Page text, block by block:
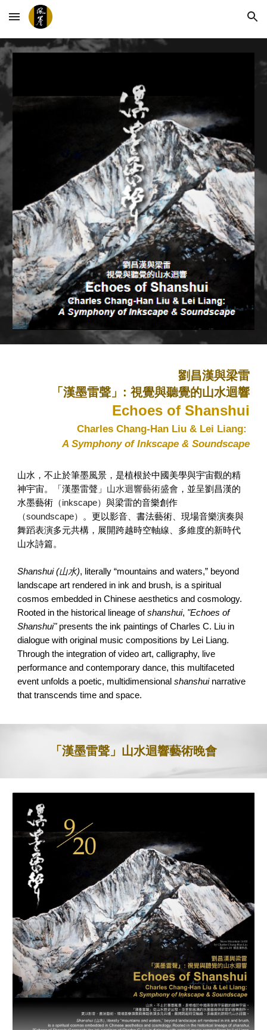
Skip to main content Skip to navigation
劉昌漢與梁雷
「漢墨雷聲」: 視覺與聽覺的山水迴響
Echoes of Shanshui
Charles Chang-Han Liu & Lei Liang:
A Symphony of Inkscape & Soundscape
山水，不止於筆墨風景，是植根於中國美學與宇宙觀的精
神宇宙。「漢墨雷聲」 山水迴響藝術盛會 ，並呈劉昌漢的
水墨藝術 （inkscape）與梁雷的音樂創作
（soundscape） 。更以影音、書法藝術、現場音樂演奏與
舞蹈表演多元共構，展開跨越時空軸線、多維度的新時代
山水詩篇。
Shanshui (山水), literally “mountains and waters,” beyond
landscape art rendered in ink and brush, is a spiritual
cosmos embedded in Chinese aesthetics and cosmology.
Rooted in the historical lineage ofshanshui, "Echoes of
Shanshui" presents the ink paintings of Charles C. Liu in
dialogue with original music compositions by Lei Liang.
Through the integration of video art, calligraphy, live
performance and contemporary dance, this multifaceted
event unfolds a poetic, multidimensional shanshui narrative
that transcends time and space.
「漢墨雷聲」山水迴響藝術晚會